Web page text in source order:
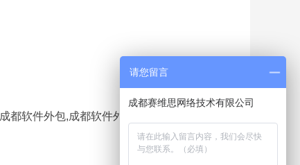
都软件外包,成都软件外包公司,赛维思,成都赛
请您留言
成都赛维思网络技术有限公司